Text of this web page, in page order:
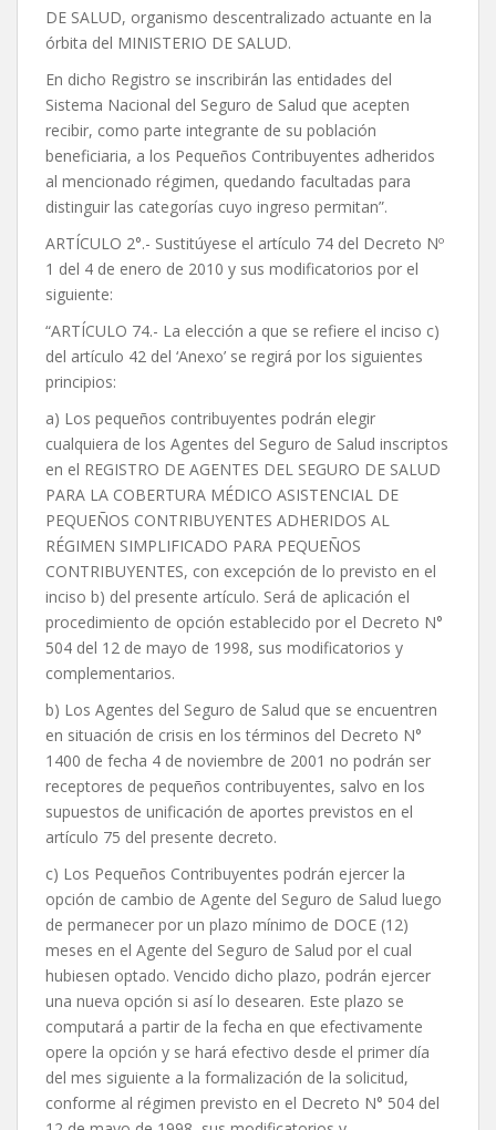
DE SALUD, organismo descentralizado actuante en la
órbita del MINISTERIO DE SALUD.
En dicho Registro se inscribirán las entidades del
Sistema Nacional del Seguro de Salud que acepten
recibir, como parte integrante de su población
beneficiaria, a los Pequeños Contribuyentes adheridos
al mencionado régimen, quedando facultadas para
distinguir las categorías cuyo ingreso permitan”.
ARTÍCULO 2°.- Sustitúyese el artículo 74 del Decreto Nº
1 del 4 de enero de 2010 y sus modificatorios por el
siguiente:
“ARTÍCULO 74.- La elección a que se refiere el inciso c)
del artículo 42 del ‘Anexo’ se regirá por los siguientes
principios:
a) Los pequeños contribuyentes podrán elegir
cualquiera de los Agentes del Seguro de Salud inscriptos
en el REGISTRO DE AGENTES DEL SEGURO DE SALUD
PARA LA COBERTURA MÉDICO ASISTENCIAL DE
PEQUEÑOS CONTRIBUYENTES ADHERIDOS AL
RÉGIMEN SIMPLIFICADO PARA PEQUEÑOS
CONTRIBUYENTES, con excepción de lo previsto en el
inciso b) del presente artículo. Será de aplicación el
procedimiento de opción establecido por el Decreto N°
504 del 12 de mayo de 1998, sus modificatorios y
complementarios.
b) Los Agentes del Seguro de Salud que se encuentren
en situación de crisis en los términos del Decreto N°
1400 de fecha 4 de noviembre de 2001 no podrán ser
receptores de pequeños contribuyentes, salvo en los
supuestos de unificación de aportes previstos en el
artículo 75 del presente decreto.
c) Los Pequeños Contribuyentes podrán ejercer la
opción de cambio de Agente del Seguro de Salud luego
de permanecer por un plazo mínimo de DOCE (12)
meses en el Agente del Seguro de Salud por el cual
hubiesen optado. Vencido dicho plazo, podrán ejercer
una nueva opción si así lo desearen. Este plazo se
computará a partir de la fecha en que efectivamente
opere la opción y se hará efectivo desde el primer día
del mes siguiente a la formalización de la solicitud,
conforme al régimen previsto en el Decreto N° 504 del